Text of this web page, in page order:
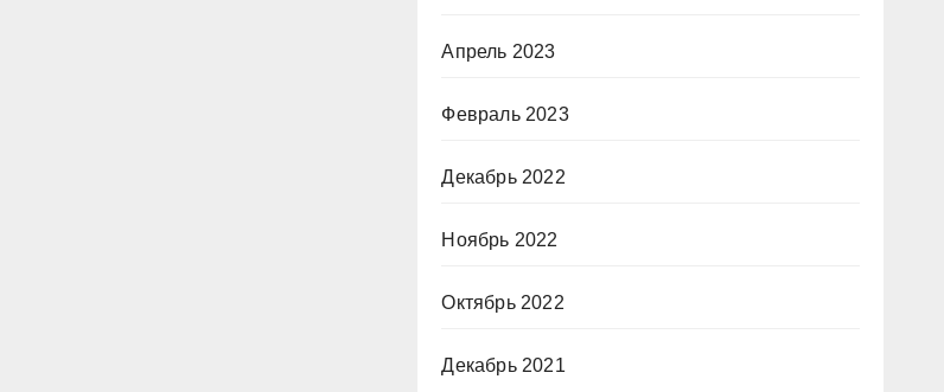
Апрель 2023
Февраль 2023
Декабрь 2022
Ноябрь 2022
Октябрь 2022
Декабрь 2021